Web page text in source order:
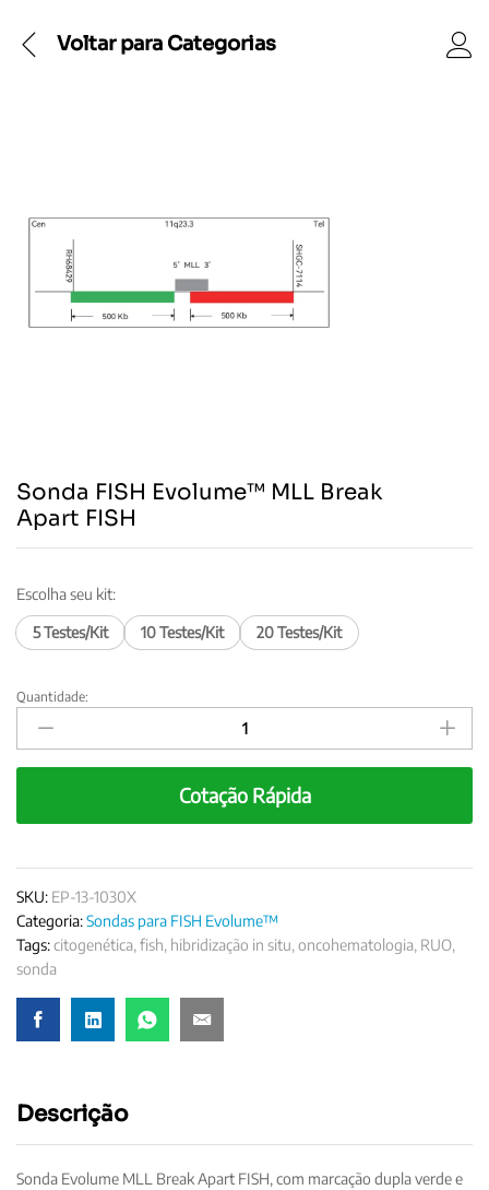
Voltar para Categorias
Sonda FISH Evolume™ MLL Break
Apart FISH
Escolha seu kit:
5 Testes/Kit 10 Testes/Kit 20 Testes/Kit
Sonda
FISH
Evolume™
MLL
Apart FISH
Quantidade:
Cotação Rápida
SKU: EP-13-1030X
Categoria:Sondas para FISH Evolume™
Tags:citogenética, fish, hibridização in situ, oncohematologia, RUO,
sonda
Descrição
Sonda Evolume MLL Break Apart FISH, com marcação dupla verde e